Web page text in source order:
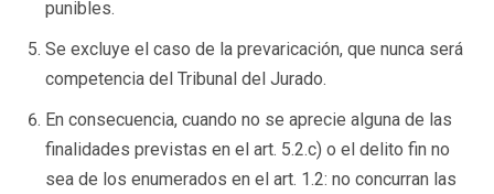
punibles.
Se excluye el caso de la prevaricación, que nunca será
competencia del Tribunal del Jurado.
En consecuencia, cuando no se aprecie alguna de las
finalidades previstas en el art. 5.2.c) o el delito fin no
sea de los enumerados en el art. 1.2: no concurran las